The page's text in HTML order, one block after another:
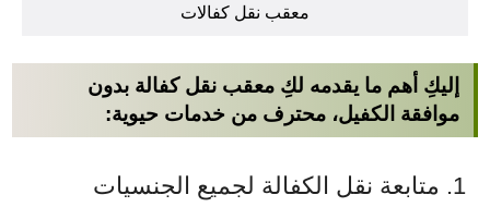
معقب نقل كفالات
إليكِ أهم ما يقدمه لكِمعقب نقل كفالة بدون
موافقة الكفيل، محترف من خدمات حيوية:
متابعة نقل الكفالة لجميع الجنسيات